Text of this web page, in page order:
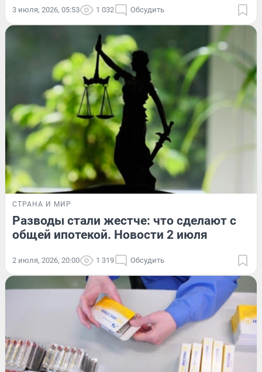
3 июля, 2026, 05:53 1 032 Обсудить
СТРАНА И МИР
Разводы стали жестче: что сделают с
общей ипотекой. Новости 2 июля
2 июля, 2026, 20:00 1 319 Обсудить